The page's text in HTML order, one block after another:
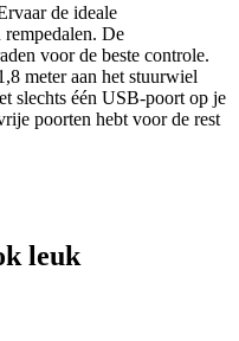
de ideale
rempedalen. De
voor de beste controle.
meter aan het stuurwiel
slechts één USB-poort op je
poorten hebt voor de rest
leuk